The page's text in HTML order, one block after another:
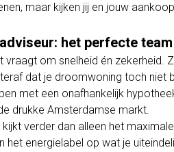
maar kijken jij en jouw
het perfecte
vraagt om snelheid én
dat je droomwoning toch niet
met een onafhankelijk
drukke Amsterdamse markt.
verder dan alleen het
het energielabel op wat je